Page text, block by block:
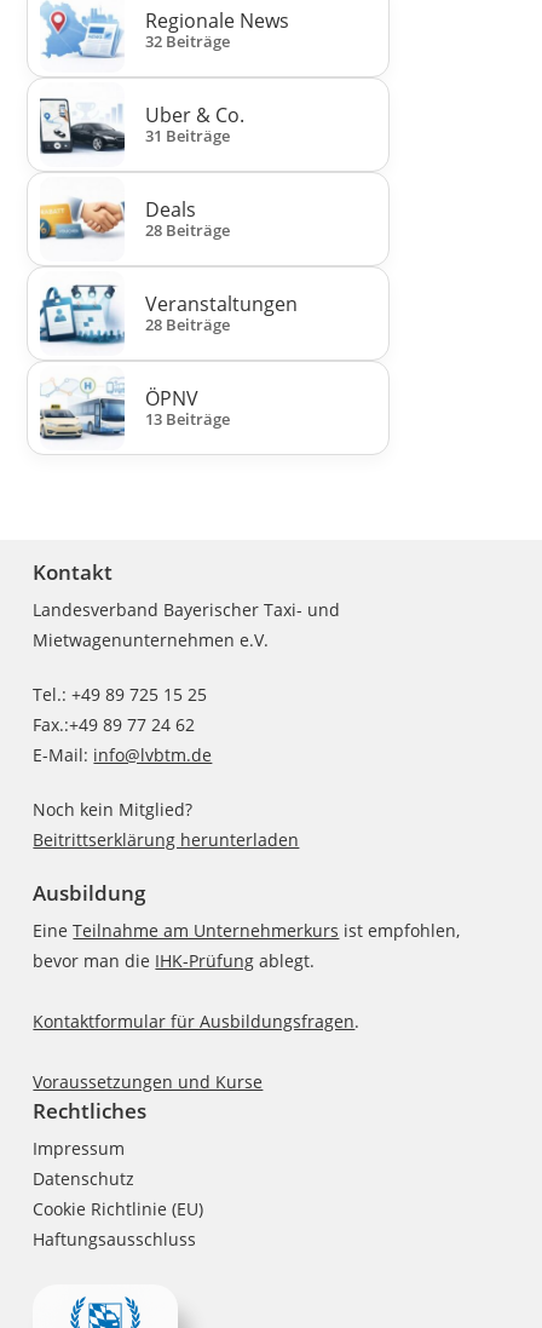
Regionale News
32 Beiträge
Uber & Co.
31 Beiträge
Deals
28 Beiträge
Veranstaltungen
28 Beiträge
ÖPNV
13 Beiträge
Kontakt
Landesverband Bayerischer Taxi- und
Mietwagenunternehmen e.V.
Tel.: +49 89 725 15 25
Fax.:+49 89 77 24 62
E-Mail: info@lvbtm.de
Noch kein Mitglied?
Beitrittserklärung herunterladen
Ausbildung
EineTeilnahme am Unternehmerkurs ist empfohlen,
bevor man die IHK-Prüfung ablegt.
Kontaktformular für Ausbildungsfragen.
Voraussetzungen und Kurse
Rechtliches
Impressum
Datenschutz
Cookie Richtlinie (EU)
Haftungsausschluss